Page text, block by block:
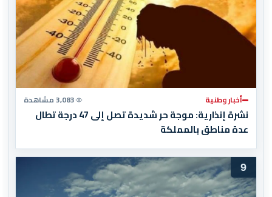
أخبار وطنية 3,083 مشاهدة
نشرة إنذارية: موجة حر شديدة تصل إلى 47 درجة تطال
عدة مناطق بالمملكة
9